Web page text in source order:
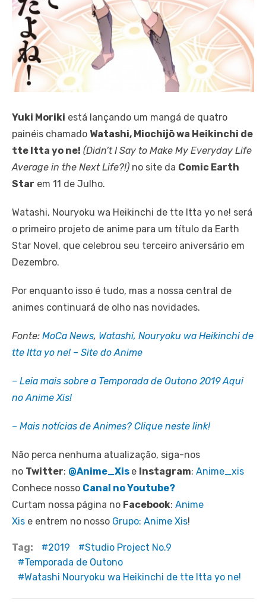
Yuki Moriki está lançando um mangá de quatro
painéis chamado Watashi, Miochijō wa Heikinchi de
tte Itta yo ne! (Didn’t I Say to Make My Everyday Life
Average in the Next Life?!) no site da Comic Earth
Star em 11 de Julho.
Watashi, Nouryoku wa Heikinchi de tte Itta yo ne! será
o primeiro projeto de anime para um título da Earth
Star Novel, que celebrou seu terceiro aniversário em
Dezembro.
Por enquanto isso é tudo, mas a nossa central de
animes continuará de olho nas novidades.
Fonte: MoCa News, Watashi, Nouryoku wa Heikinchi de
tte Itta yo ne! – Site do Anime
– Leia mais sobre a Temporada de Outono 2019 Aqui
no Anime Xis!
– Mais notícias de Animes? Clique neste link!
Não perca nenhuma atualização, siga-nos
no Twitter: @Anime_Xis e Instagram: Anime_xis
Conhece nosso Canal no Youtube?
Curtam nossa página no Facebook: Anime
Xis e entrem no nosso Grupo: Anime Xis!
Tag: 2019
Studio Project No.9
Temporada de Outono
Watashi Nouryoku wa Heikinchi de tte Itta yo ne!